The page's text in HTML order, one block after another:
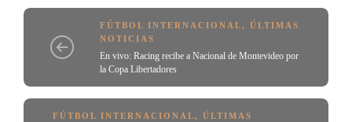
FÚTBOL INTERNACIONAL, ÚLTIMAS
NOTICIAS
En vivo: Racing recibe a Nacional de Montevideo por
la Copa Libertadores
FÚTBOL INTERNACIONAL, ÚLTIMAS